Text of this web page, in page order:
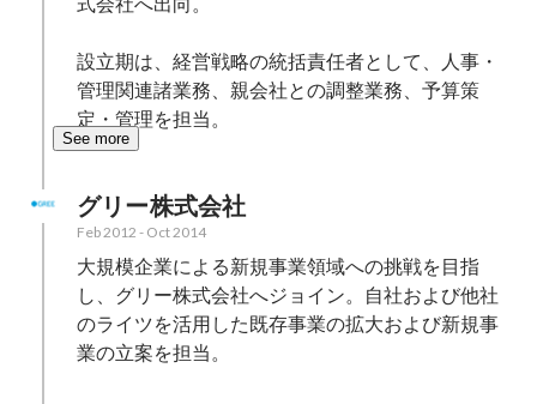
設立期は、経営戦略の統括責任者として、人事・
管理関連諸業務、親会社との調整業務、予算策
定・管理を担当。
See more
グリー株式会社
Feb 2012 - Oct 2014
大規模企業による新規事業領域への挑戦を目指
し、グリー株式会社へジョイン。自社および他社
のライツを活用した既存事業の拡大および新規事
業の立案を担当。